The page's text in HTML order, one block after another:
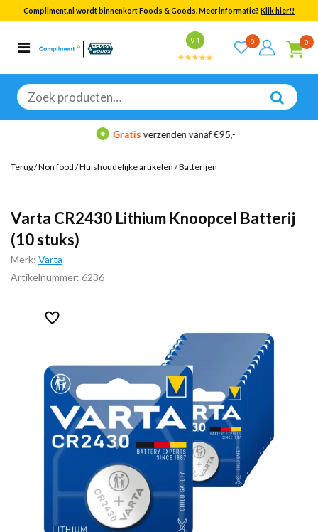
Compliment.nl wordt binnenkort Foods & Goods. Meer informatie? Klik hier!!
9.1 0 0
Zoeken
naar:
Categorieën
Bekijk alle resultaten
Gratisverzenden vanaf €95,-
Terug/Non food /Huishoudelijke artikelen /Batterijen
Varta CR2430 Lithium Knoopcel Batterij
(10 stuks)
Merk: Varta
Artikelnummer: 6236